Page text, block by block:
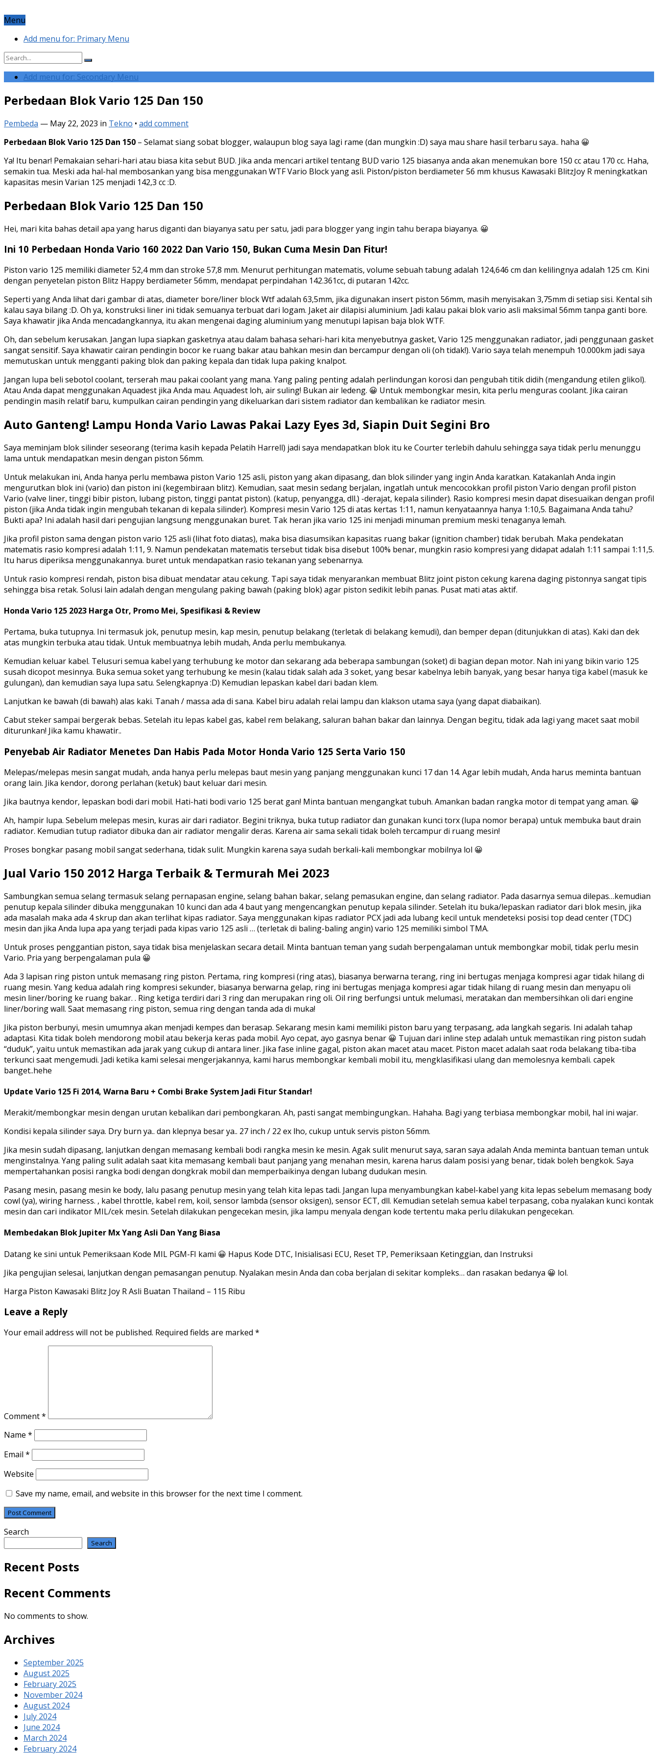
Menu
Add menu for: Primary Menu
Add menu for: Secondary Menu
Perbedaan Blok Vario 125 Dan 150
Pembeda — May 22, 2023 in Tekno • add comment
Perbedaan Blok Vario 125 Dan 150 – Selamat siang sobat blogger, walaupun blog saya lagi rame (dan mungkin :D) saya mau share hasil terbaru saya.. haha ​​😀
Ya! Itu benar! Pemakaian sehari-hari atau biasa kita sebut BUD. Jika anda mencari artikel tentang BUD vario 125 biasanya anda akan menemukan bore 150 cc atau 170 cc. Haha,
semakin tua. Meski ada hal-hal membosankan yang bisa menggunakan WTF Vario Block yang asli. Piston/piston berdiameter 56 mm khusus Kawasaki BlitzJoy R meningkatkan
kapasitas mesin Varian 125 menjadi 142,3 cc :D.
Perbedaan Blok Vario 125 Dan 150
Hei, mari kita bahas detail apa yang harus diganti dan biayanya satu per satu, jadi para blogger yang ingin tahu berapa biayanya. 😀
Ini 10 Perbedaan Honda Vario 160 2022 Dan Vario 150, Bukan Cuma Mesin Dan Fitur!
Piston vario 125 memiliki diameter 52,4 mm dan stroke 57,8 mm. Menurut perhitungan matematis, volume sebuah tabung adalah 124,646 cm dan kelilingnya adalah 125 cm. Kini
dengan penyetelan piston Blitz Happy berdiameter 56mm, mendapat perpindahan 142.361cc, di putaran 142cc.
Seperti yang Anda lihat dari gambar di atas, diameter bore/liner block Wtf adalah 63,5mm, jika digunakan insert piston 56mm, masih menyisakan 3,75mm di setiap sisi. Kental sih
kalau saya bilang :D. Oh ya, konstruksi liner ini tidak semuanya terbuat dari logam. Jaket air dilapisi aluminium. Jadi kalau pakai blok vario asli maksimal 56mm tanpa ganti bore.
Saya khawatir jika Anda mencadangkannya, itu akan mengenai daging aluminium yang menutupi lapisan baja blok WTF.
Oh, dan sebelum kerusakan. Jangan lupa siapkan gasketnya atau dalam bahasa sehari-hari kita menyebutnya gasket, Vario 125 menggunakan radiator, jadi penggunaan gasket
sangat sensitif. Saya khawatir cairan pendingin bocor ke ruang bakar atau bahkan mesin dan bercampur dengan oli (oh tidak!). Vario saya telah menempuh 10.000km jadi saya
memutuskan untuk mengganti paking blok dan paking kepala dan tidak lupa paking knalpot.
Jangan lupa beli sebotol coolant, terserah mau pakai coolant yang mana. Yang paling penting adalah perlindungan korosi dan pengubah titik didih (mengandung etilen glikol).
Atau Anda dapat menggunakan Aquadest jika Anda mau. Aquadest loh, air suling! Bukan air ledeng. 😀 Untuk membongkar mesin, kita perlu menguras coolant. Jika cairan
pendingin masih relatif baru, kumpulkan cairan pendingin yang dikeluarkan dari sistem radiator dan kembalikan ke radiator mesin.
Auto Ganteng! Lampu Honda Vario Lawas Pakai Lazy Eyes 3d, Siapin Duit Segini Bro
Saya meminjam blok silinder seseorang (terima kasih kepada Pelatih Harrell) jadi saya mendapatkan blok itu ke Courter terlebih dahulu sehingga saya tidak perlu menunggu
lama untuk mendapatkan mesin dengan piston 56mm.
Untuk melakukan ini, Anda hanya perlu membawa piston Vario 125 asli, piston yang akan dipasang, dan blok silinder yang ingin Anda karatkan. Katakanlah Anda ingin
mengurutkan blok ini (vario) dan piston ini (kegembiraan blitz). Kemudian, saat mesin sedang berjalan, ingatlah untuk mencocokkan profil piston Vario dengan profil piston
Vario (valve liner, tinggi bibir piston, lubang piston, tinggi pantat piston). (katup, penyangga, dll.) -derajat, kepala silinder). Rasio kompresi mesin dapat disesuaikan dengan profil
piston (jika Anda tidak ingin mengubah tekanan di kepala silinder). Kompresi mesin Vario 125 di atas kertas 1:11, namun kenyataannya hanya 1:10,5. Bagaimana Anda tahu?
Bukti apa? Ini adalah hasil dari pengujian langsung menggunakan buret. Tak heran jika vario 125 ini menjadi minuman premium meski tenaganya lemah.
Jika profil piston sama dengan piston vario 125 asli (lihat foto diatas), maka bisa diasumsikan kapasitas ruang bakar (ignition chamber) tidak berubah. Maka pendekatan
matematis rasio kompresi adalah 1:11, 9. Namun pendekatan matematis tersebut tidak bisa disebut 100% benar, mungkin rasio kompresi yang didapat adalah 1:11 sampai 1:11,5.
Itu harus diperiksa menggunakannya. buret untuk mendapatkan rasio tekanan yang sebenarnya.
Untuk rasio kompresi rendah, piston bisa dibuat mendatar atau cekung. Tapi saya tidak menyarankan membuat Blitz joint piston cekung karena daging pistonnya sangat tipis
sehingga bisa retak. Solusi lain adalah dengan mengulang paking bawah (paking blok) agar piston sedikit lebih panas. Pusat mati atas aktif.
Honda Vario 125 2023 Harga Otr, Promo Mei, Spesifikasi & Review
Pertama, buka tutupnya. Ini termasuk jok, penutup mesin, kap mesin, penutup belakang (terletak di belakang kemudi), dan bemper depan (ditunjukkan di atas). Kaki dan dek
atas mungkin terbuka atau tidak. Untuk membuatnya lebih mudah, Anda perlu membukanya.
Kemudian keluar kabel. Telusuri semua kabel yang terhubung ke motor dan sekarang ada beberapa sambungan (soket) di bagian depan motor. Nah ini yang bikin vario 125
susah dicopot mesinnya. Buka semua soket yang terhubung ke mesin (kalau tidak salah ada 3 soket, yang besar kabelnya lebih banyak, yang besar hanya tiga kabel (masuk ke
gulungan), dan kemudian saya lupa satu. Selengkapnya :D) Kemudian lepaskan kabel dari badan klem.
Lanjutkan ke bawah (di bawah) alas kaki. Tanah / massa ada di sana. Kabel biru adalah relai lampu dan klakson utama saya (yang dapat diabaikan).
Cabut steker sampai bergerak bebas. Setelah itu lepas kabel gas, kabel rem belakang, saluran bahan bakar dan lainnya. Dengan begitu, tidak ada lagi yang macet saat mobil
diturunkan! Jika kamu khawatir..
Penyebab Air Radiator Menetes Dan Habis Pada Motor Honda Vario 125 Serta Vario 150
Melepas/melepas mesin sangat mudah, anda hanya perlu melepas baut mesin yang panjang menggunakan kunci 17 dan 14. Agar lebih mudah, Anda harus meminta bantuan
orang lain. Jika kendor, dorong perlahan (ketuk) baut keluar dari mesin.
Jika bautnya kendor, lepaskan bodi dari mobil. Hati-hati bodi vario 125 berat gan! Minta bantuan mengangkat tubuh. Amankan badan rangka motor di tempat yang aman. 😀
Ah, hampir lupa. Sebelum melepas mesin, kuras air dari radiator. Begini triknya, buka tutup radiator dan gunakan kunci torx (lupa nomor berapa) untuk membuka baut drain
radiator. Kemudian tutup radiator dibuka dan air radiator mengalir deras. Karena air sama sekali tidak boleh tercampur di ruang mesin!
Proses bongkar pasang mobil sangat sederhana, tidak sulit. Mungkin karena saya sudah berkali-kali membongkar mobilnya lol 😀
Jual Vario 150 2012 Harga Terbaik & Termurah Mei 2023
Sambungkan semua selang termasuk selang pernapasan engine, selang bahan bakar, selang pemasukan engine, dan selang radiator. Pada dasarnya semua dilepas…kemudian
penutup kepala silinder dibuka menggunakan 10 kunci dan ada 4 baut yang mengencangkan penutup kepala silinder. Setelah itu buka/lepaskan radiator dari blok mesin, jika
ada masalah maka ada 4 skrup dan akan terlihat kipas radiator. Saya menggunakan kipas radiator PCX jadi ada lubang kecil untuk mendeteksi posisi top dead center (TDC)
mesin dan jika Anda lupa apa yang terjadi pada kipas vario 125 asli … (terletak di baling-baling angin) vario 125 memiliki simbol TMA.
Untuk proses penggantian piston, saya tidak bisa menjelaskan secara detail. Minta bantuan teman yang sudah berpengalaman untuk membongkar mobil, tidak perlu mesin
Vario. Pria yang berpengalaman pula 😀
Ada 3 lapisan ring piston untuk memasang ring piston. Pertama, ring kompresi (ring atas), biasanya berwarna terang, ring ini bertugas menjaga kompresi agar tidak hilang di
ruang mesin. Yang kedua adalah ring kompresi sekunder, biasanya berwarna gelap, ring ini bertugas menjaga kompresi agar tidak hilang di ruang mesin dan menyapu oli
mesin liner/boring ke ruang bakar. . Ring ketiga terdiri dari 3 ring dan merupakan ring oli. Oil ring berfungsi untuk melumasi, meratakan dan membersihkan oli dari engine
liner/boring wall. Saat memasang ring piston, semua ring dengan tanda ada di muka!
Jika piston berbunyi, mesin umumnya akan menjadi kempes dan berasap. Sekarang mesin kami memiliki piston baru yang terpasang, ada langkah segaris. Ini adalah tahap
adaptasi. Kita tidak boleh mendorong mobil atau bekerja keras pada mobil. Ayo cepat, ayo gasnya benar 😀 Tujuan dari inline step adalah untuk memastikan ring piston sudah
“duduk”, yaitu untuk memastikan ada jarak yang cukup di antara liner. Jika fase inline gagal, piston akan macet atau macet. Piston macet adalah saat roda belakang tiba-tiba
terkunci saat mengemudi. Jadi ketika kami selesai mengerjakannya, kami harus membongkar kembali mobil itu, mengklasifikasi ulang dan memolesnya kembali. capek
banget..hehe
Update Vario 125 Fi 2014, Warna Baru + Combi Brake System Jadi Fitur Standar!
Merakit/membongkar mesin dengan urutan kebalikan dari pembongkaran. Ah, pasti sangat membingungkan.. Hahaha. Bagi yang terbiasa membongkar mobil, hal ini wajar.
Kondisi kepala silinder saya. Dry burn ya.. dan klepnya besar ya.. 27 inch / 22 ex lho, cukup untuk servis piston 56mm.
Jika mesin sudah dipasang, lanjutkan dengan memasang kembali bodi rangka mesin ke mesin. Agak sulit menurut saya, saran saya adalah Anda meminta bantuan teman untuk
menginstalnya. Yang paling sulit adalah saat kita memasang kembali baut panjang yang menahan mesin, karena harus dalam posisi yang benar, tidak boleh bengkok. Saya
mempertahankan posisi rangka bodi dengan dongkrak mobil dan memperbaikinya dengan lubang dudukan mesin.
Pasang mesin, pasang mesin ke body, lalu pasang penutup mesin yang telah kita lepas tadi. Jangan lupa menyambungkan kabel-kabel yang kita lepas sebelum memasang body
cowl (ya), wiring harness. , kabel throttle, kabel rem, koil, sensor lambda (sensor oksigen), sensor ECT, dll. Kemudian setelah semua kabel terpasang, coba nyalakan kunci kontak
mesin dan cari indikator MIL/cek mesin. Setelah dilakukan pengecekan mesin, jika lampu menyala dengan kode tertentu maka perlu dilakukan pengecekan.
Membedakan Blok Jupiter Mx Yang Asli Dan Yang Biasa
Datang ke sini untuk Pemeriksaan Kode MIL PGM-FI kami 😀 Hapus Kode DTC, Inisialisasi ECU, Reset TP, Pemeriksaan Ketinggian, dan Instruksi
Jika pengujian selesai, lanjutkan dengan pemasangan penutup. Nyalakan mesin Anda dan coba berjalan di sekitar kompleks… dan rasakan bedanya 😀 lol.
Harga Piston Kawasaki Blitz Joy R Asli Buatan Thailand – 115 Ribu
Leave a Reply
Your email address will not be published. Required fields are marked *
Comment*
Name *
Email *
Website
Save my name, email, and website in this browser for the next time I comment.
Search
Search
Recent Posts
Recent Comments
No comments to show.
Archives
September 2025
August 2025
February 2025
November 2024
August 2024
July 2024
June 2024
March 2024
February 2024